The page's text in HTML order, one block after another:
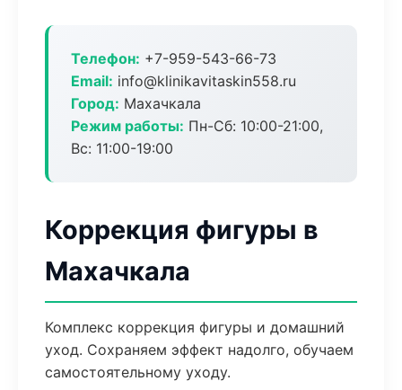
Телефон: +7-959-543-66-73
Email: info@klinikavitaskin558.ru
Город: Махачкала
Режим работы: Пн-Сб: 10:00-21:00,
Вс: 11:00-19:00
Коррекция фигуры в
Махачкала
Комплекс коррекция фигуры и домашний
уход. Сохраняем эффект надолго, обучаем
самостоятельному уходу.